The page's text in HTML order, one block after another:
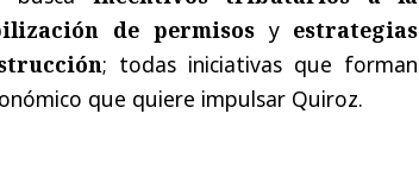
de permisosy estrategias
; todas iniciativas que forman
que quiere impulsar Quiroz.